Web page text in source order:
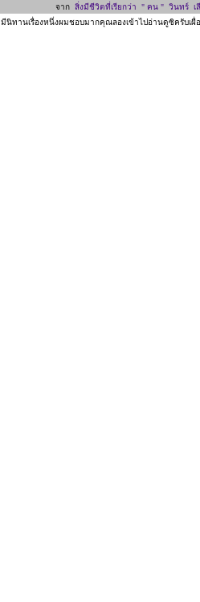
จาก สิ่งมีชีวิตที่เรียกว่า " คน " วินทร์ เ
มีนิทานเรื่องหนึ่งผมชอบมากคุณลองเข้าไปอ่านดูซิครับเ